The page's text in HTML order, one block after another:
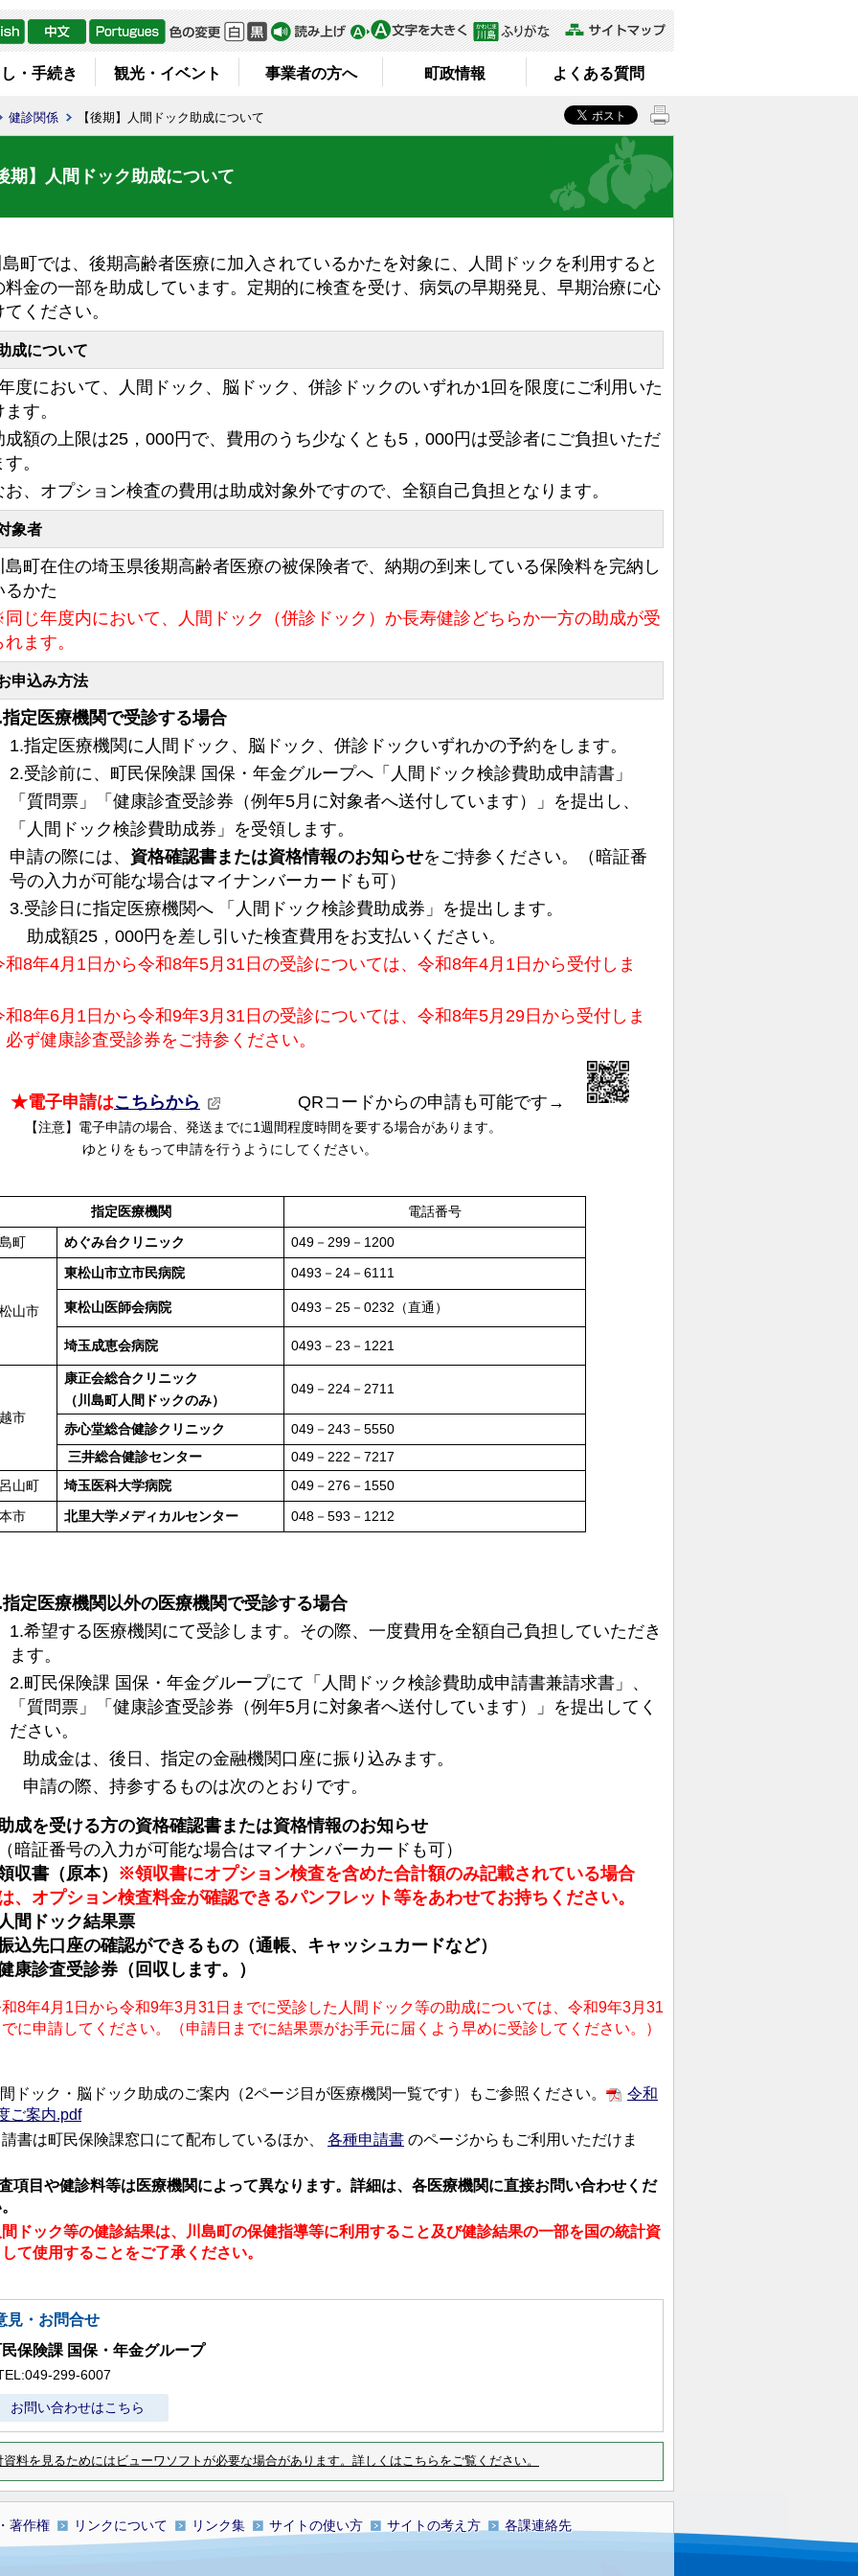
・手続き 観光・イベント 事業者の方へ 町政情報 よくある質問
健診関係 【後期】人間ドック助成について
期】人間ドック助成について
町では、後期高齢者医療に加入されているかたを対象に、人間ドックを利用すると
料金の一部を助成しています。定期的に検査を受け、病気の早期発見、早期治療に心
てください。
成について
度において、人間ドック、脳ドック、併診ドックのいずれか1回を限度にご利用いた
す。
額の上限は25，000円で、費用のうち少なくとも5，000円は受診者にご負担いただ
。
、オプション検査の費用は助成対象外ですので、全額自己負担となります。
象者
町在住の埼玉県後期高齢者医療の被保険者で、納期の到来している保険料を完納し
るかた
じ年度内において、人間ドック（併診ドック）か長寿健診どちらか一方の助成が受
ます。
申込み方法
指定医療機関で受診する場合
1.指定医療機関に人間ドック、脳ドック、併診ドックいずれかの予約をします。
2.受診前に、町民保険課 国保・年金グループへ「人間ドック検診費助成申請書」
「質問票」「健康診査受診券（例年5月に対象者へ送付しています）」を提出し、
「人間ドック検診費助成券」を受領します。
申請の際には、 資格確認書または資格情報のお知らせをご持参ください。（暗証番
号の入力が可能な場合はマイナンバーカードも可）
3.受診日に指定医療機関へ 「人間ドック検診費助成券」を提出します。
助成額25，000円を差し引いた検査費用をお支払いください。
8年4月1日から令和8年5月31日の受診については、令和8年4月1日から受付しま
8年6月1日から令和9年3月31日の受診については、令和8年5月29日から受付しま
必ず健康診査受診券をご持参ください。
★電子申請はこちらから QRコードからの申請も可能です→
【注意】電子申請の場合、発送までに1週間程度時間を要する場合があります。
ゆとりをもって申請を行うようにしてください。
指定医療機関
電話番号
町
めぐみ台クリニック 049－299－1200
山市
東松山市立市民病院 0493－24－6111
東松山医師会病院 0493－25－0232（直通）
埼玉成恵会病院 0493－23－1221
市
康正会総合クリニック
（川島町人間ドックのみ）
049－224－2711
赤心堂総合健診クリニック
049－243－5550
三井総合健診センター
049－222－7217
山町
埼玉医科大学病院
049－276－1550
市
北里大学メディカルセンター 048－593－1212
定医療機関以外の医療機関で受診する場合
1.希望する医療機関にて受診します。その際、一度費用を全額自己負担していただき
ます。
2.町民保険課 国保・年金グループにて「人間ドック検診費助成申請書兼請求書」、
「質問票」「健康診査受診券（例年5月に対象者へ送付しています）」を提出 してく
ださい。
金は、後日、指定の金融機関口座に振り込み ます。
の際、持参するものは次のとおりです。
成を受ける方の資格確認書または資格情報のお知らせ
（暗証番号の入力が可能な場合はマイナンバーカードも可）
収書（原本） ※領収書にオプション検査を含めた合計額のみ記載されている場合
、オプション検査料金が確認できるパンフレット等をあわせてお持ちください。
人間ドック結果票
込先口座の確認ができるもの（通帳、キャッシュカードなど）
康診査受診券（回収します。）
8年4月1日から令和9年3月31日までに受診した人間ドック等の助成については、令和9年3月31
でに申請してください。（申請日までに結果票がお手元に届くよう早めに受診してください。）
ドック・脳ドック助成のご案内（2ページ目が医療機関一覧です） もご参照ください。
令和
ご案内.pdf
書は町民保険課窓口にて配布しているほか、 各種申請書 のページからもご利用いただけま
項目や健診料等は医療機関によって異なります。詳細は、各医療機関に直接お問い合わせくだ
間ドック等の健診結果は、川島町の保健指導等に利用すること及び健診結果の一部を国の統計資
て使用することをご了承ください。
見・お問合せ
民保険課 国保・年金グループ
299-6007
お問い合わせはこちら
資料を見るためにはビューワソフトが必要な場合があります。詳しくはこちらをご覧ください。
著作権 リンクについて リンク集 サイトの使い方 サイトの考え方
各課連絡先